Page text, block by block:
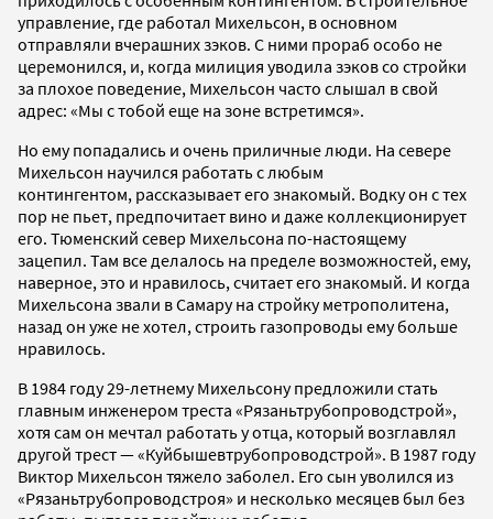
управление, где работал Михельсон, в основном
отправляли вчерашних зэков. С ними прораб особо не
церемонился, и, когда милиция уводила зэков со стройки
за плохое поведение, Михельсон часто слышал в свой
адрес: «Мы с тобой еще на зоне встретимся».
Но ему попадались и очень приличные люди. На севере
Михельсон научился работать с любым
контингентом, рассказывает его знакомый. Водку он с тех
пор не пьет, предпочитает вино и даже коллекционирует
его. Тюменский север Михельсона по-настоящему
зацепил. Там все делалось на пределе возможностей, ему,
наверное, это и нравилось, считает его знакомый. И когда
Михельсона звали в Самару на стройку метрополитена,
назад он уже не хотел, строить газопроводы ему больше
нравилось.
В 1984 году 29-летнему Михельсону предложили стать
главным инженером треста «Рязаньтрубопроводстрой»,
хотя сам он мечтал работать у отца, который возглавлял
другой трест — «Куйбышевтрубопроводстрой». В 1987 году
Виктор Михельсон тяжело заболел. Его сын уволился из
«Рязаньтрубопроводстроя» и несколько месяцев был без